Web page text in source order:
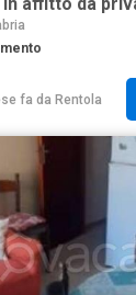
fa da Rentola